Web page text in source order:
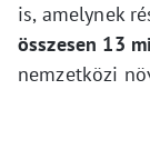
is, amelynek
összesen 13
nemzetközi